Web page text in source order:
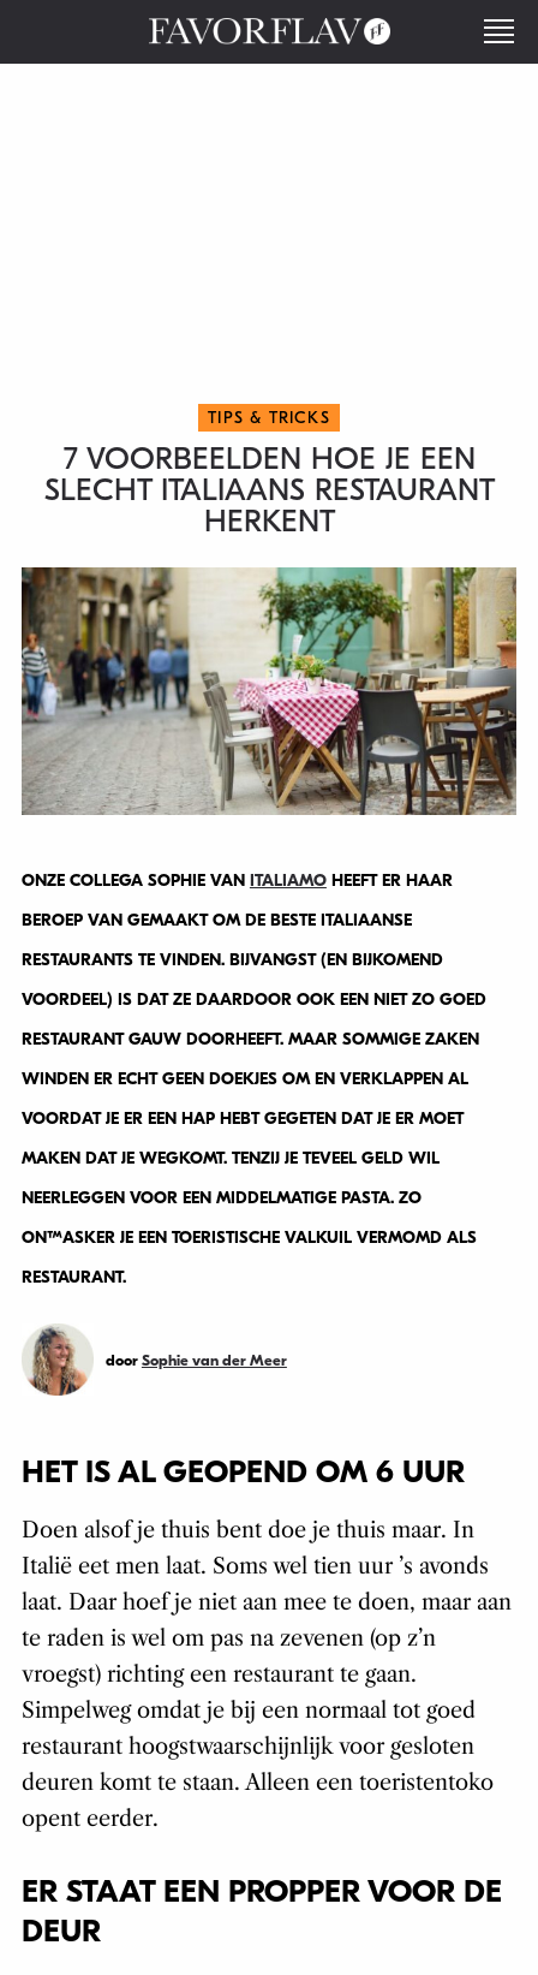
TIPS & TRICKS
7 VOORBEELDEN HOE JE EEN
SLECHT ITALIAANS RESTAURANT
HERKENT
ONZE COLLEGA SOPHIE VAN ITALIAMOHEEFT ER HAAR
BEROEP VAN GEMAAKT OM DE BESTE ITALIAANSE
RESTAURANTS TE VINDEN. BIJVANGST (EN BIJKOMEND
VOORDEEL) IS DAT ZE DAARDOOR OOK EEN NIET ZO GOED
RESTAURANT GAUW DOORHEEFT. MAAR SOMMIGE ZAKEN
WINDEN ER ECHT GEEN DOEKJES OM EN VERKLAPPEN AL
VOORDAT JE ER EEN HAP HEBT GEGETEN DAT JE ER MOET
MAKEN DAT JE WEGKOMT. TENZIJ JE TEVEEL GELD WIL
NEERLEGGEN VOOR EEN MIDDELMATIGE PASTA. ZO
ONTMASKER JE EEN TOERISTISCHE VALKUIL VERMOMD ALS
RESTAURANT.
door Sophie van der Meer
HET IS AL GEOPEND OM 6 UUR
Doen alsof je thuis bent doe je thuis maar. In
Italië eet men laat. Soms wel tien uur ’s avonds
laat. Daar hoef je niet aan mee te doen, maar aan
te raden is wel om pas na zevenen (op z’n
vroegst) richting een restaurant te gaan.
Simpelweg omdat je bij een normaal tot goed
restaurant hoogstwaarschijnlijk voor gesloten
deuren komt te staan. Alleen een toeristentoko
opent eerder.
ER STAAT EEN PROPPER VOOR DE
DEUR